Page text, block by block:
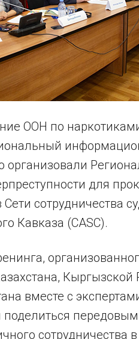
ООН по
для
сотрудничества
Кавказа (CASC).
вместе с
поделиться
сотрудничества